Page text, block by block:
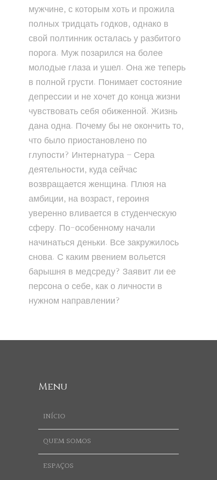
мужчине, с которым хоть и прожила
полных тридцать годков, однако в
свой полтинник осталась у разбитого
порога. Муж позарился на более
молодые глаза и ушел. Она же теперь
в полной грусти. Понимает состояние
депрессии и не хочет до конца жизни
чувствовать себя обиженной. Жизнь
дана одна. Почему бы не окончить то,
что было приостановлено по
глупости? Интернатура – Сера
деятельности, куда сейчас
возвращается женщина. Плюя на
амбиции, на возраст, героиня
уверенно вливается в студенческую
сферу. По-особенному начали
начинаться деньки. Все закружилось
снова. С каким рвением вольется
барышня в медсреду? Заявит ли ее
персона о себе, как о личности в
нужном направлении?
Menu
INÍCIO
QUEM SOMOS
ESPAÇOS